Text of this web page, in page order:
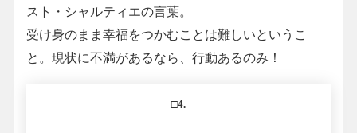
スト・シャルティエの言葉。
受け身のまま幸福をつかむことは難しいというこ
と。現状に不満があるなら、行動あるのみ！
□4.